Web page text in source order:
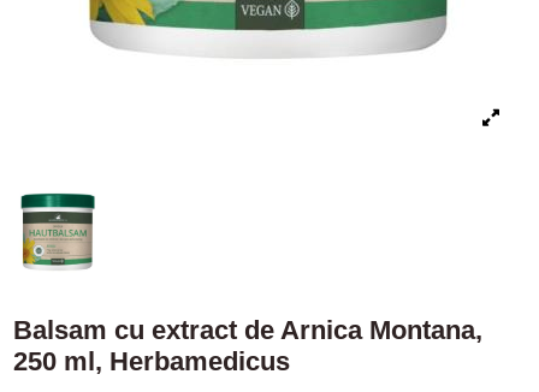
Balsam cu extract de Arnica Montana,
250 ml, Herbamedicus